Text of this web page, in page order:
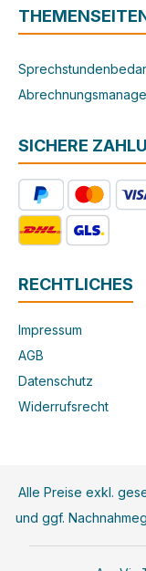
SICHERE
RECHTLICHES
Impressum
AGB
Datenschutz
Widerrufsrecht
Alle Preise exkl.
und ggf.